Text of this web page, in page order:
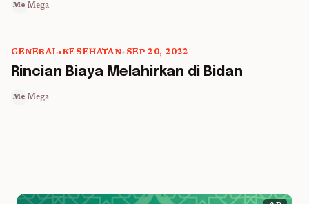
Me Mega
GENERAL•KESEHATAN• SEP 20, 2022
Rincian Biaya Melahirkan di Bidan
Me Mega